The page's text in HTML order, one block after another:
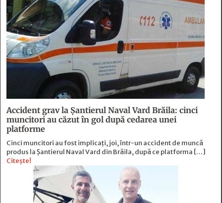
Accident grav la Șantierul Naval Vard Brăila: cinci
muncitori au căzut în gol după cedarea unei
platforme
Cinci muncitori au fost implicați, joi, într-un accident de muncă
produs la Șantierul Naval Vard din Brăila, după ce platforma […]
Citește!